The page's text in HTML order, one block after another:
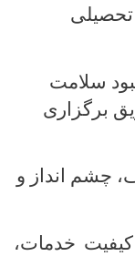
سلامت
برگزاری
چشم انداز و
خدمات،